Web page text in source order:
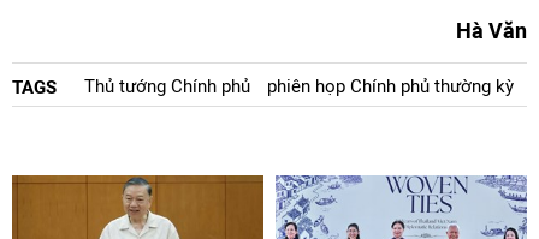
Hà Văn
TAGS Thủ tướng Chính phủ phiên họp Chính phủ thường kỳ